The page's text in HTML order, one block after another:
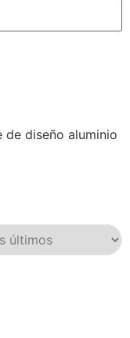
de diseño aluminio